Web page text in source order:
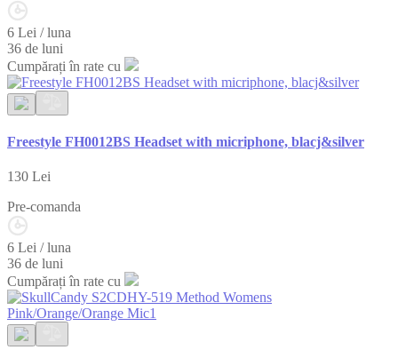
6 Lei / luna
36 de luni
Cumpărați în rate cu
Freestyle FH0012BS Headset with micriphone, blacj&silver
130 Lei
Pre-comanda
6 Lei / luna
36 de luni
Cumpărați în rate cu